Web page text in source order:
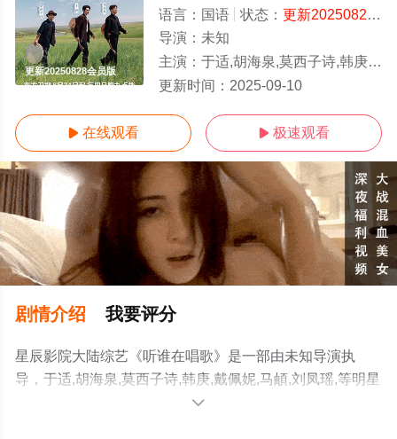
更新20250828会员版
语言： 国语 状态： 更新20250828会员版
导演： 未知
主演： 于适,胡海泉,莫西子诗,韩庚,戴佩妮,马頔,刘凤瑶,
更新时间： 2025-09-10
 在线观看  极速观看
剧情介绍 我要评分
星辰影院大陆综艺《听谁在唱歌》是一部由未知导演执
导，于适,胡海泉,莫西子诗,韩庚,戴佩妮,马頔,刘凤瑶,等明星
演员精彩演绎的大陆综艺，手机免费观看高清无删减完整
